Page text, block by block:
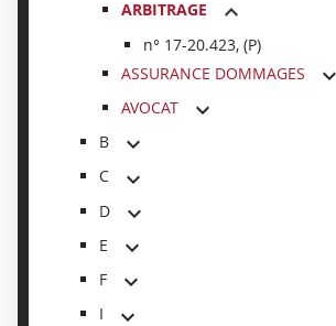
ARBITRAGE
n° 17-20.423, (P)
ASSURANCE DOMMAGES
AVOCAT
B
C
D
E
F
I